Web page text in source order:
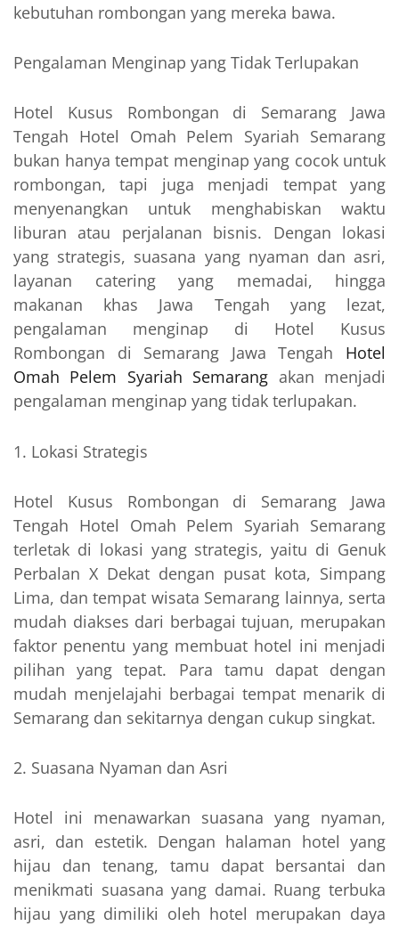
kebutuhan rombongan yang mereka bawa.
Pengalaman Menginap yang Tidak Terlupakan
Hotel Kusus Rombongan di Semarang Jawa
Tengah Hotel Omah Pelem Syariah Semarang
bukan hanya tempat menginap yang cocok untuk
rombongan, tapi juga menjadi tempat yang
menyenangkan untuk menghabiskan waktu
liburan atau perjalanan bisnis. Dengan lokasi
yang strategis, suasana yang nyaman dan asri,
layanan catering yang memadai, hingga
makanan khas Jawa Tengah yang lezat,
pengalaman menginap di Hotel Kusus
Rombongan di Semarang Jawa Tengah Hotel
Omah Pelem Syariah Semarang akan menjadi
pengalaman menginap yang tidak terlupakan.
Lokasi Strategis
Hotel Kusus Rombongan di Semarang Jawa
Tengah Hotel Omah Pelem Syariah Semarang
terletak di lokasi yang strategis, yaitu di Genuk
Perbalan X Dekat dengan pusat kota, Simpang
Lima, dan tempat wisata Semarang lainnya, serta
mudah diakses dari berbagai tujuan, merupakan
faktor penentu yang membuat hotel ini menjadi
pilihan yang tepat. Para tamu dapat dengan
mudah menjelajahi berbagai tempat menarik di
Semarang dan sekitarnya dengan cukup singkat.
Suasana Nyaman dan Asri
Hotel ini menawarkan suasana yang nyaman,
asri, dan estetik. Dengan halaman hotel yang
hijau dan tenang, tamu dapat bersantai dan
menikmati suasana yang damai. Ruang terbuka
hijau yang dimiliki oleh hotel merupakan daya